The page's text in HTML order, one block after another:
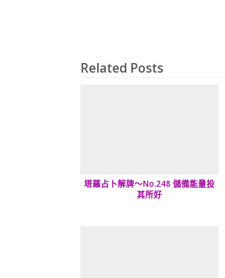
Related Posts
塔羅占卜解牌～No.248 儲備能量投
其所好